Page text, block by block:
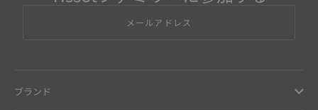
メールアドレス
ブランド